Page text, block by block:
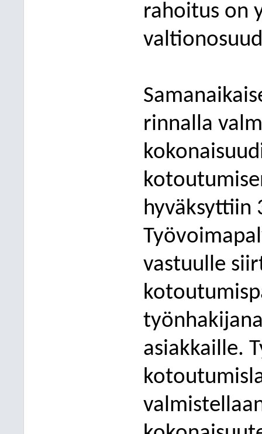
rahoitus on
rinnalla
hyväksyttiin
vastuulle
asiakkaille.